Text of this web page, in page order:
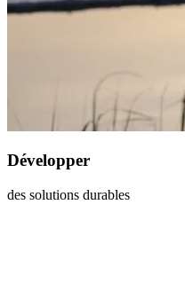
Développer
des solutions durables